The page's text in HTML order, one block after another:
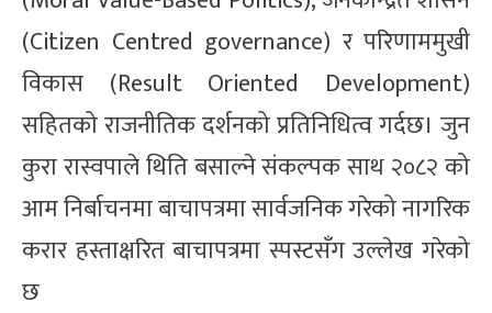
(Citizen Centred governance) र परिणाममुखी
विकास (Result Oriented Development)
सहितको राजनीतिक दर्शनको प्रतिनिधित्व गर्दछ। जुन
कुरा रास्वपाले थिति बसाल्ने संकल्पक साथ २०८२ को
आम निर्बाचनमा बाचापत्रमा सार्वजनिक गरेको नागरिक
करार हस्ताक्षरित बाचापत्रमा स्पस्टसँग उल्लेख गरेको
छ